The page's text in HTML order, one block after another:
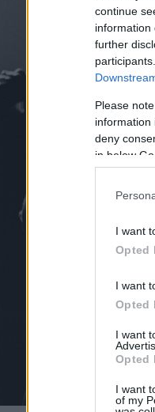
continue
information
further
Please
information
deny
in below
I want
Opted
I want
Opted
I want
Opted
I want
of my